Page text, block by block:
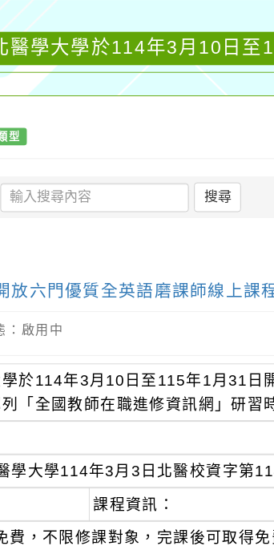
醫學大學於114年3月10日至
型
搜尋
六門優質全英語磨課師線上課
：啟用中
於114年3月10日至115年1月31日
「全國教師在職進修資訊網」研習
學大學114年3月3日北醫校資字第
課程資訊：
費，不限修課對象，完課後可取得免